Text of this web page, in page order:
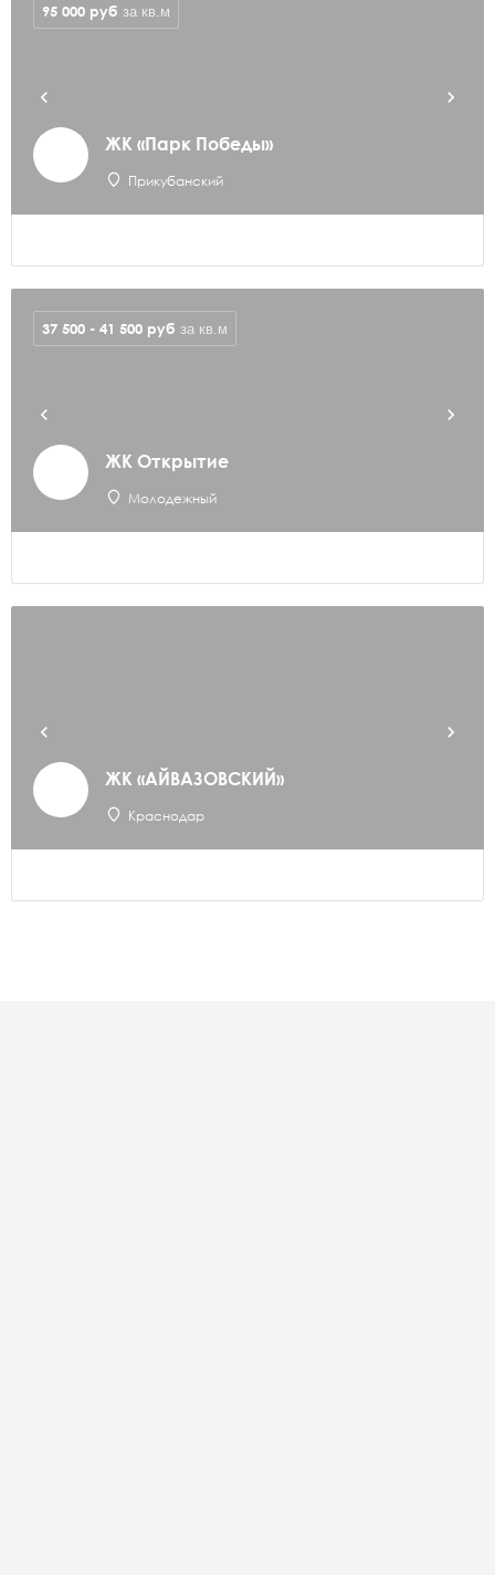
ЖК «Парк Победы»
Прикубанский
95 000 руб за кв.м
ЖК Открытие
Молодежный
37 500 - 41 500 руб за кв.м
ЖК «АЙВАЗОВСКИЙ»
Краснодар